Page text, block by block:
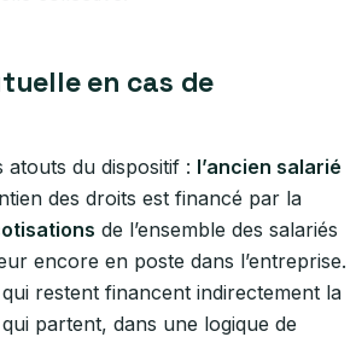
en cas de
atouts du dispositif : l’ancien salarié
des droits est financé par la
de l’ensemble des salariés
encore en poste dans l’entreprise.
restent financent indirectement la
partent, dans une logique de